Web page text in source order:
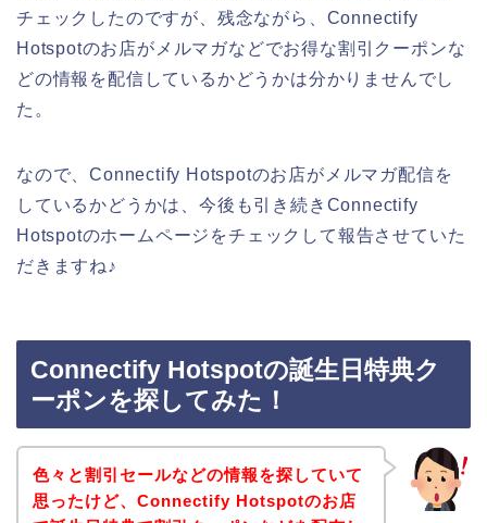
チェックしたのですが、残念ながら、Connectify
Hotspotのお店がメルマガなどでお得な割引クーポンな
どの情報を配信しているかどうかは分かりませんでし
た。
なので、Connectify Hotspotのお店がメルマガ配信を
しているかどうかは、今後も引き続きConnectify
Hotspotのホームページをチェックして報告させていた
だきますね♪
Connectify Hotspotの誕生日特典ク
ーポンを探してみた！
色々と割引セールなどの情報を探していて
思ったけど、Connectify Hotspotのお店